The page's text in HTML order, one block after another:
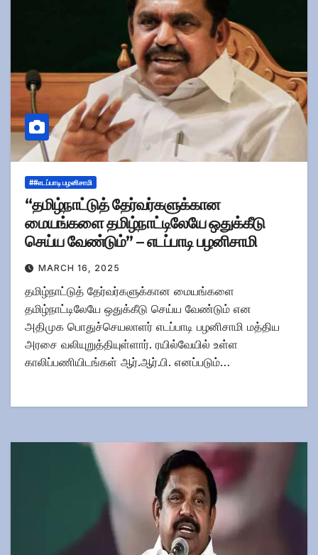
##எடப்பாடி பழனிசாமி
“தமிழ்நாட்டுத் தேர்வர்களுக்கான
மையங்களை தமிழ்நாட்டிலேயே ஒதுக்கீடு
செய்ய வேண்டும்” – எடப்பாடி பழனிசாமி
MARCH 16, 2025
தமிழ்நாட்டுத் தேர்வர்களுக்கான மையங்களை
தமிழ்நாட்டிலேயே ஒதுக்கீடு செய்ய வேண்டும் என
அதிமுக பொதுச்செயலாளர் எடப்பாடி பழனிசாமி மத்திய
அரசை வலியுறுத்தியுள்ளார். ரயில்வேயில் உள்ள
காலிப்பணியிடங்கள் ஆர்.ஆர்.பி. எனப்படும்…